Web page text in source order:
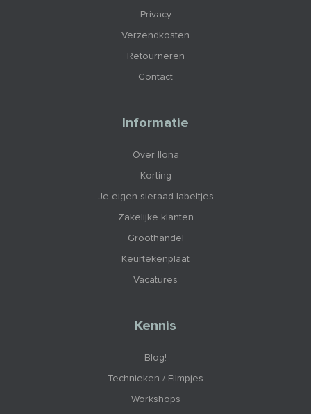
Privacy
Verzendkosten
Retourneren
Contact
Informatie
Over Ilona
Korting
Je eigen sieraad labeltjes
Zakelijke klanten
Groothandel
Keurtekenplaat
Vacatures
Kennis
Blog!
Technieken / Filmpjes
Workshops